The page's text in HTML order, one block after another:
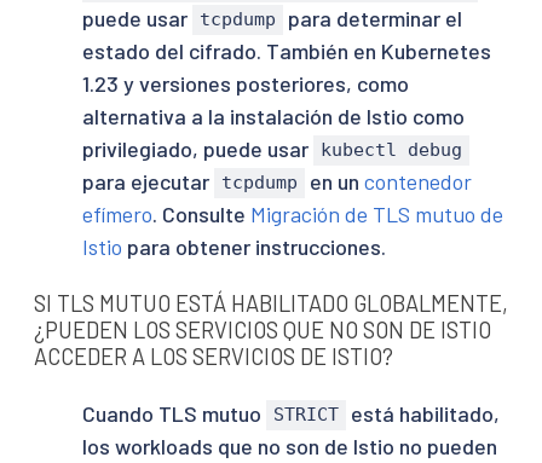
puede usar
tcpdump
para determinar el
estado del cifrado. También en Kubernetes
1.23 y versiones posteriores, como
alternativa a la instalación de Istio como
privilegiado, puede usar
kubectl debug
para ejecutar tcpdump en uncontenedor
efímero. Consulte Migración de TLS mutuo de
Istio para obtener instrucciones.
SI TLS MUTUO ESTÁ HABILITADO GLOBALMENTE,
¿PUEDEN LOS SERVICIOS QUE NO SON DE ISTIO
ACCEDER A LOS SERVICIOS DE ISTIO?
Cuando TLS mutuo STRICT
está habilitado,
los workloads que no son de Istio no pueden